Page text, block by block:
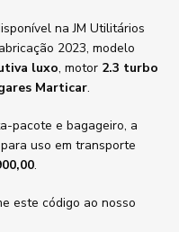
na JM Utilitários
2023, modelo
luxo, motor 2.3 turbo
Marticar.
pacote e bagageiro, a
uso em transporte
.
este código ao nosso